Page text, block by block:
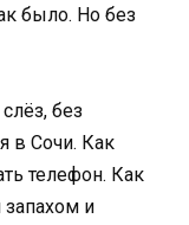
было. Но без
без
в Сочи. Как
телефон. Как
и